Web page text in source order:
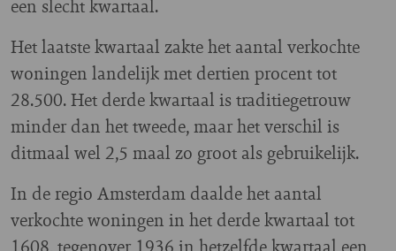
een slecht kwartaal.
Het laatste kwartaal zakte het aantal verkochte
woningen landelijk met dertien procent tot
28.500. Het derde kwartaal is traditiegetrouw
minder dan het tweede, maar het verschil is
ditmaal wel 2,5 maal zo groot als gebruikelijk.
In de regio Amsterdam daalde het aantal
verkochte woningen in het derde kwartaal tot